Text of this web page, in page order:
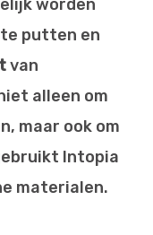
worden
putten en
van
alleen om
maar ook om
Intopia
materialen.